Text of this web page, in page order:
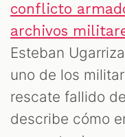
conflicto
archivos
Esteban
uno de los
rescate fallido
describe cómo